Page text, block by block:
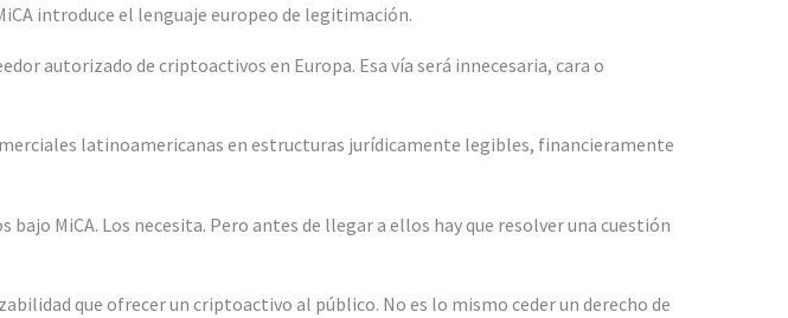
introduce el lenguaje europeo de legitimación.
autorizado de criptoactivos en Europa. Esa vía será innecesaria, cara o
latinoamericanas en estructuras jurídicamente legibles, financieramente
MiCA. Los necesita. Pero antes de llegar a ellos hay que resolver una cuestión
que ofrecer un criptoactivo al público. No es lo mismo ceder un derecho de